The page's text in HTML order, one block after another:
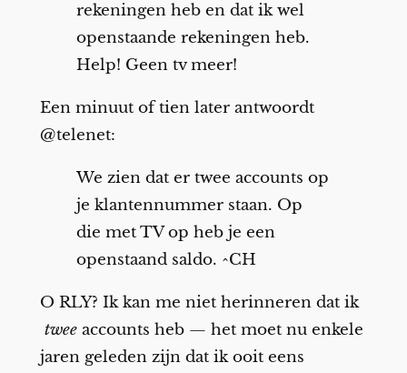
rekeningen heb en dat ik wel
openstaande rekeningen heb.
Help! Geen tv meer!
Een minuut of tien later antwoordt
@telenet:
We zien dat er twee accounts op
je klantennummer staan. Op
die met TV op heb je een
openstaand saldo. ^CH
O RLY? Ik kan me niet herinneren dat ik
tweeaccounts heb — het moet nu enkele
jaren geleden zijn dat ik ooit eens